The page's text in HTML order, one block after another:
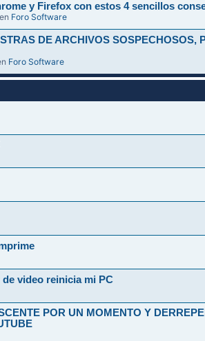
y Firefox con estos 4 sencillos
Foro Software
DE ARCHIVOS SOSPECHOSOS,
Foro Software
video reinicia mi PC
POR UN MOMENTO Y